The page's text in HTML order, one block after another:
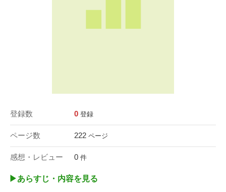
登録数 0 登録
ページ数 222 ページ
感想・レビュー 0 件
▶︎あらすじ・内容を見る